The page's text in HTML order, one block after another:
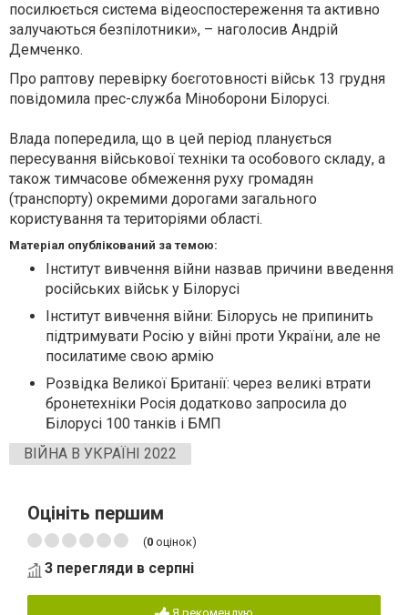
посилюється система відеоспостереження та активно
залучаються безпілотники», – наголосив Андрій
Демченко.
Про раптову перевірку боєготовності військ 13 грудня
повідомила прес-служба Міноборони Білорусі.
Влада попередила, що в цей період планується
пересування військової техніки та особового складу, а
також тимчасове обмеження руху громадян
(транспорту) окремими дорогами загального
користування та територіями області.
Матеріал опублікований за темою:
Інститут вивчення війни назвав причини введення
російських військ у Білорусі
Інститут вивчення війни: Білорусь не припинить
підтримувати Росію у війні проти України, але не
посилатиме свою армію
Розвідка Великої Британії: через великі втрати
бронетехніки Росія додатково запросила до
Білорусі 100 танків і БМП
ВІЙНА В УКРАЇНІ 2022
Оцініть першим
(0 оцінок)
3 перегляди в серпні